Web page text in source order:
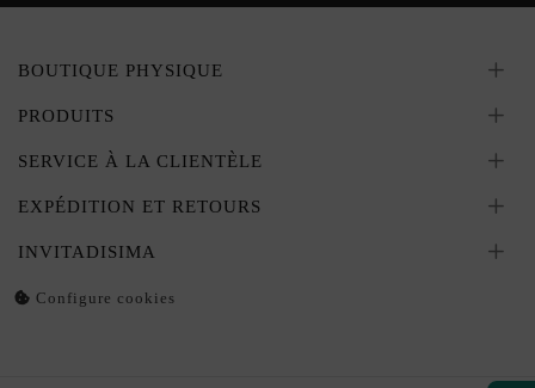
BOUTIQUE PHYSIQUE
PRODUITS
SERVICE À LA CLIENTÈLE
EXPÉDITION ET RETOURS
INVITADISIMA
Configure cookies